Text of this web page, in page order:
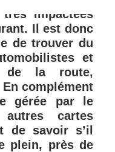
très impactées
Il est donc
de trouver du
et
de la route,
complément
gérée par le
autres cartes
de savoir s’il
plein, près de